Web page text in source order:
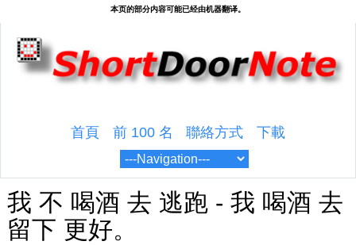
首頁 前 100 名 聯絡方式 下載
我 不 喝酒 去 逃跑 - 我 喝酒 去
留下 更好。